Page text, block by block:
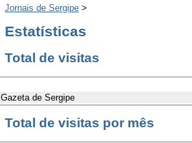
Jornais de Sergipe >
Estatísticas
Total de visitas
Gazeta de Sergipe
Total de visitas por mês